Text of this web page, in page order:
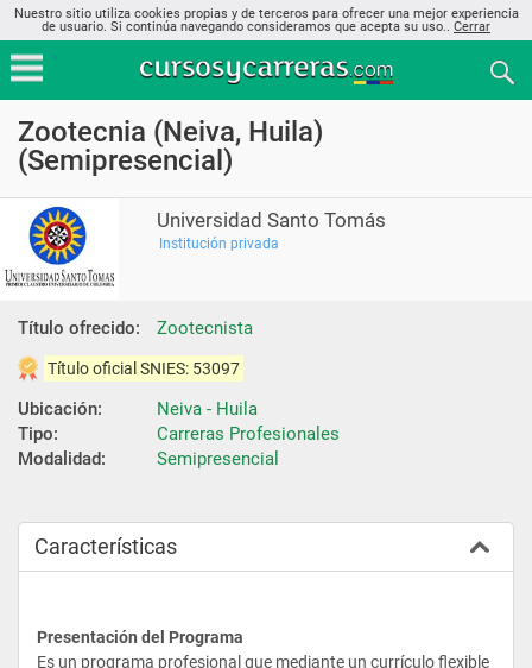
Nuestro sitio utiliza cookies propias y de terceros para ofrecer una mejor experiencia
de usuario. Si continúa navegando consideramos que acepta su uso.. Cerrar
Zootecnia (Neiva, Huila)
(Semipresencial)
Universidad Santo Tomás
Institución privada
Título ofrecido: Zootecnista
Título oficial SNIES: 53097
Ubicación:
Neiva - Huila
Tipo:
Carreras Profesionales
Modalidad:
Semipresencial
Características
Presentación del Programa
Es un programa profesional que mediante un currículo flexible